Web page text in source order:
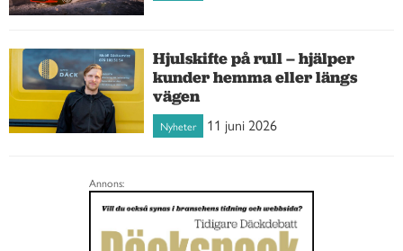
Hjulskifte på rull – hjälper
kunder hemma eller längs
vägen
Nyheter 11 juni 2026
Annons: